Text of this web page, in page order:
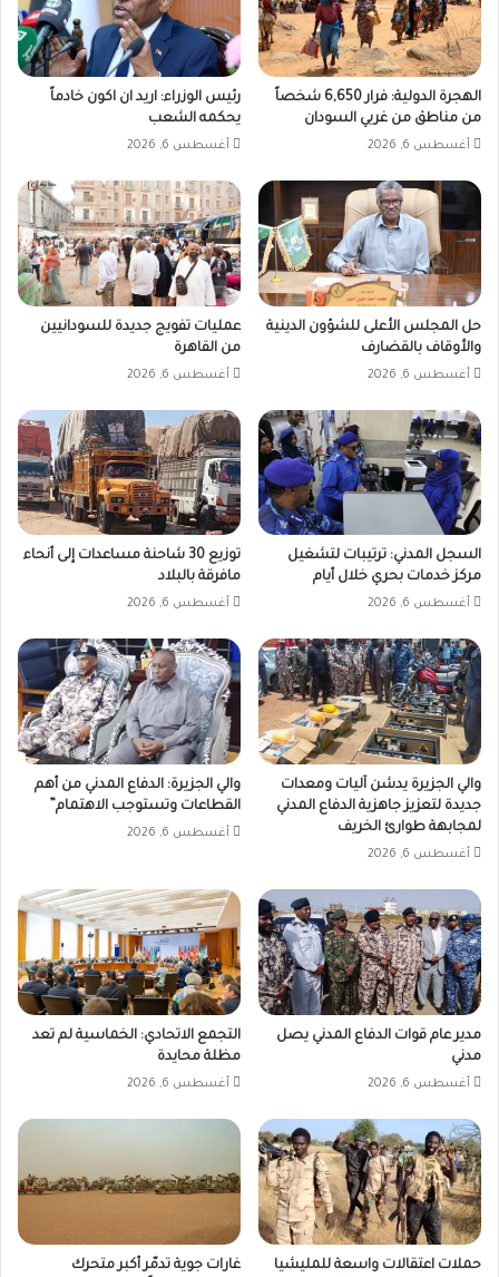
الهجرة الدولية: فرار 6,650 شخصاً
من مناطق من غربي السودان
أغسطس 6, 2026
رئيس الوزراء: اريد ان اكون خادماً
يحكمه الشعب
أغسطس 6, 2026
حل المجلس الأعلى للشؤون الدينية
والأوقاف بالقضارف
أغسطس 6, 2026
عمليات تفويج جديدة للسودانيين
من القاهرة
أغسطس 6, 2026
السجل المدني: ترتيبات لتشغيل
مركز خدمات بحري خلال أيام
أغسطس 6, 2026
توزيع 30 شاحنة مساعدات إلى أنحاء
مافرقة بالبلاد
أغسطس 6, 2026
والي الجزيرة يدشن آليات ومعدات
جديدة لتعزيز جاهزية الدفاع المدني
لمجابهة طوارئ الخريف
أغسطس 6, 2026
والي الجزيرة: الدفاع المدني من أهم
القطاعات وتستوجب الاهتمام”
أغسطس 6, 2026
مدير عام قوات الدفاع المدني يصل
مدني
أغسطس 6, 2026
التجمع الاتحادي: الخماسية لم تعد
مظلة محايدة
أغسطس 6, 2026
حملات اعتقالات واسعة للمليشيا
غارات جوية تدمّر أكبر متحرك